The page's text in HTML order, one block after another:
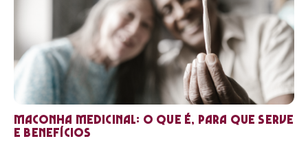
Maconha medicinal: O que é, para que serve
e benefícios